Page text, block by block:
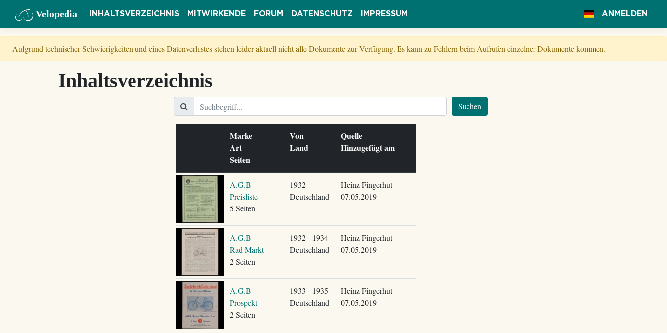
Velopedia INHALTSVERZEICHNIS MITWIRKENDE FORUM DATENSCHUTZ IMPRESSUM ANMELDEN
Aufgrund technischer Schwierigkeiten und eines Datenverlustes stehen leider aktuell nicht alle Dokumente zur Verfügung. Es kann zu Fehlern beim Aufrufen einzelner Dokumente kommen.
Inhaltsverzeichnis
Suchen
Marke
Art
Seiten
Von
Land
Quelle
Hinzugefügt am
A.G.B
Preisliste
5 Seiten
1932
Deutschland
Heinz Fingerhut
07.05.2019
A.G.B
Rad Markt
2 Seiten
1932 - 1934
Deutschland
Heinz Fingerhut
07.05.2019
A.G.B
Prospekt
2 Seiten
1933 - 1935
Deutschland
Heinz Fingerhut
07.05.2019